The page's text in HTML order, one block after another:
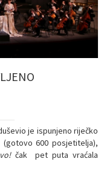
je ispunjeno riječko
600 posjetitelja),
čak
pet puta vraćala